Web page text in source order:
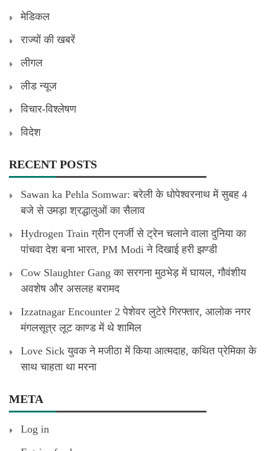
मेडिकल
राज्यों की खबरें
लीगल
लीड न्यूज
विचार-विश्लेषण
विदेश
RECENT POSTS
Sawan ka Pehla Somwar: बरेली के धोपेश्वरनाथ में सुबह 4
बजे से उमड़ा श्रद्धालुओं का सैलाव
Hydrogen Train ग्रीन एनर्जी से ट्रेन चलाने वाला दुनिया का
पांचवा देश बना भारत, PM Modi ने दिखाई हरी झण्डी
Cow Slaughter Gang का सरगना मुठभेड़ में घायल, गौवंशीय
अवशेष और असलह बरामद
Izzatnagar Encounter 2 पेशेवर लुटेरे गिरफ्तार, आलोक नगर
मंगलसूत्र लूट काण्‍ड में थे शामिल
Love Sick युवक ने मजीठा में किया आत्मदाह, कथित प्रेमिका के
साथ चाहता था मरना
META
Log in